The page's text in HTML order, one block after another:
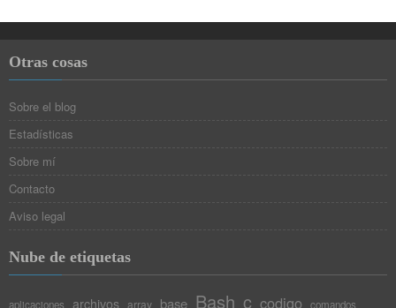
Otras cosas
Sobre el blog
Estadísticas
Sobre mí
Contacto
Aviso legal
Nube de etiquetas
aplicaciones archivos array base Bash c codigo
comandos